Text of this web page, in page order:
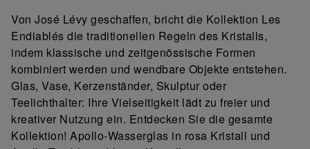
Von José Lévy geschaffen, bricht die Kollektion Les
Endiablés die traditionellen Regeln des Kristalls,
indem klassische und zeitgenössische Formen
kombiniert werden und wendbare Objekte entstehen.
Glas, Vase, Kerzenständer, Skulptur oder
Teelichthalter: Ihre Vielseitigkeit lädt zu freier und
kreativer Nutzung ein. Entdecken Sie die gesamte
Kollektion! Apollo-Wasserglas in rosa Kristall und